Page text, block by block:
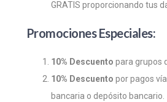
GRATIS proporcionando tus
Promociones Especiales:
10% Descuento para grupos
10% Descuento por pagos
bancaria o depósito bancario.